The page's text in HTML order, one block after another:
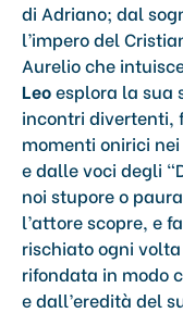
di Adriano; dal
l’impero del
Aurelio che
Leoesplora la sua
incontri divertenti,
momenti onirici
e dalle voci degli
noi stupore o
l’attore scopre, e
rischiato ogni
rifondata in modo
e dall’eredità del